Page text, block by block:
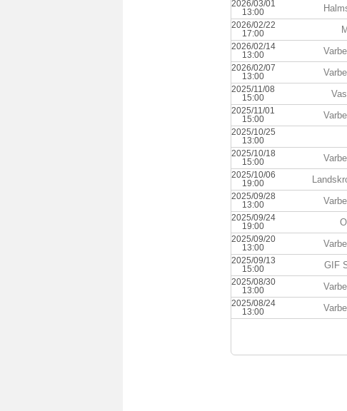
2026/03/01
13:00
2026/02/22
17:00
2026/02/14
13:00
2026/02/07
13:00
2025/11/08
15:00
2025/11/01
15:00
2025/10/25
13:00
2025/10/18
15:00
2025/10/06
19:00
2025/09/28
13:00
2025/09/24
19:00
2025/09/20
13:00
2025/09/13
15:00
GIF
2025/08/30
13:00
2025/08/24
13:00